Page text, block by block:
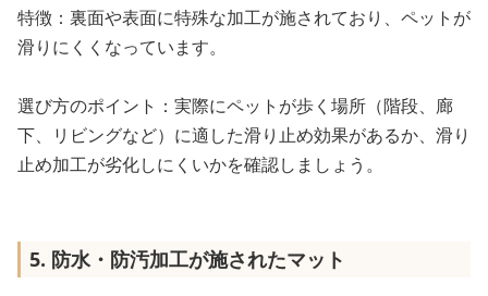
特徴：裏面や表面に特殊な加工が施されており、ペットが
滑りにくくなっています。
選び方のポイント：実際にペットが歩く場所（階段、廊
下、リビングなど）に適した滑り止め効果があるか、滑り
止め加工が劣化しにくいかを確認しましょう。
5. 防水・防汚加工が施されたマット